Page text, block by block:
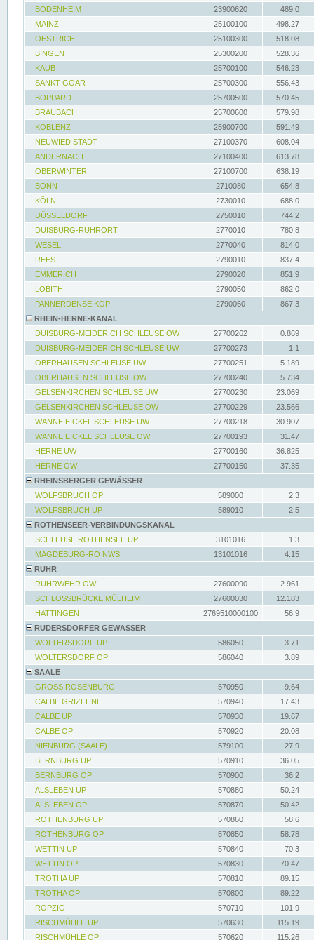
BODENHEIM
23900620
489.0
MAINZ
25100100
498.27
OESTRICH
25100300
518.08
BINGEN
25300200
528.36
KAUB
25700100
546.23
SANKT GOAR
25700300
556.43
BOPPARD
25700500
570.45
BRAUBACH
25700600
579.98
KOBLENZ
25900700
591.49
NEUWIED STADT
27100370
608.04
ANDERNACH
27100400
613.78
OBERWINTER
27100700
638.19
BONN
2710080
654.8
KÖLN
2730010
688.0
DÜSSELDORF
2750010
744.2
DUISBURG-RUHRORT
2770010
780.8
WESEL
2770040
814.0
REES
2790010
837.4
EMMERICH
2790020
851.9
LOBITH
2790050
862.0
PANNERDENSE KOP
2790060
867.3
RHEIN-HERNE-KANAL
DUISBURG-MEIDERICH SCHLEUSE OW
27700262
0.869
DUISBURG-MEIDERICH SCHLEUSE UW
27700273
1.1
OBERHAUSEN SCHLEUSE UW
27700251
5.189
OBERHAUSEN SCHLEUSE OW
27700240
5.734
GELSENKIRCHEN SCHLEUSE UW
27700230
23.069
GELSENKIRCHEN SCHLEUSE OW
27700229
23.566
WANNE EICKEL SCHLEUSE UW
27700218
30.907
WANNE EICKEL SCHLEUSE OW
27700193
31.47
HERNE UW
27700160
36.825
HERNE OW
27700150
37.35
RHEINSBERGER GEWÄSSER
WOLFSBRUCH OP
589000
2.3
WOLFSBRUCH UP
589010
2.5
ROTHENSEER-VERBINDUNGSKANAL
SCHLEUSE ROTHENSEE UP
3101016
1.3
MAGDEBURG-RO NWS
13101016
4.15
RUHR
RUHRWEHR OW
27600090
2.961
SCHLOSSBRÜCKE MÜLHEIM
27600030
12.183
HATTINGEN
2769510000100
56.9
RÜDERSDORFER GEWÄSSER
WOLTERSDORF UP
586050
3.71
WOLTERSDORF OP
586040
3.89
SAALE
GROSS ROSENBURG
570950
9.64
CALBE GRIZEHNE
570940
17.43
CALBE UP
570930
19.67
CALBE OP
570920
20.08
NIENBURG (SAALE)
579100
27.9
BERNBURG UP
570910
36.05
BERNBURG OP
570900
36.2
ALSLEBEN UP
570880
50.24
ALSLEBEN OP
570870
50.42
ROTHENBURG UP
570860
58.6
ROTHENBURG OP
570850
58.78
WETTIN UP
570840
70.3
WETTIN OP
570830
70.47
TROTHA UP
570810
89.15
TROTHA OP
570800
89.22
RÖPZIG
570710
101.9
RISCHMÜHLE UP
570630
115.19
RISCHMÜHLE OP
570620 115.26